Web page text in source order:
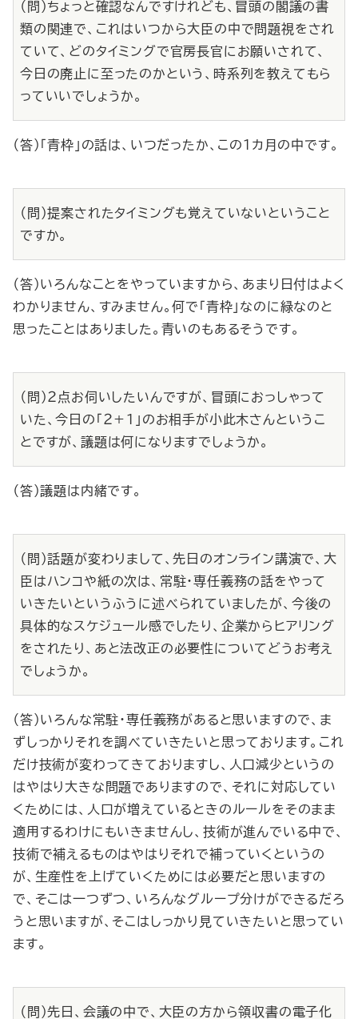
（問）ちょっと確認なんですけれども、冒頭の閣議の書
類の関連で、これはいつから大臣の中で問題視をされ
ていて、どのタイミングで官房長官にお願いされて、
今日の廃止に至ったのかという、時系列を教えてもら
っていいでしょうか。
（答）「青枠」の話は、いつだったか、この１カ月の中です。
（問）提案されたタイミングも覚えていないということ
ですか。
（答）いろんなことをやっていますから、あまり日付はよく
わかりません、すみません。何で「青枠」なのに緑なのと
思ったことはありました。青いのもあるそうです。
（問）２点お伺いしたいんですが、冒頭におっしゃって
いた、今日の「２＋１」のお相手が小此木さんというこ
とですが、議題は何になりますでしょうか。
（答）議題は内緒です。
（問）話題が変わりまして、先日のオンライン講演で、大
臣はハンコや紙の次は、常駐・専任義務の話をやって
いきたいというふうに述べられていましたが、今後の
具体的なスケジュール感でしたり、企業からヒアリング
をされたり、あと法改正の必要性についてどうお考え
でしょうか。
（答）いろんな常駐・専任義務があると思いますので、ま
ずしっかりそれを調べていきたいと思っております。これ
だけ技術が変わってきておりますし、人口減少というの
はやはり大きな問題でありますので、それに対応してい
くためには、人口が増えているときのルールをそのまま
適用するわけにもいきませんし、技術が進んでいる中で、
技術で補えるものはやはりそれで補っていくというの
が、生産性を上げていくためには必要だと思いますの
で、そこは一つずつ、いろんなグループ分けができるだろ
うと思いますが、そこはしっかり見ていきたいと思ってい
ます。
（問）先日、会議の中で、大臣の方から領収書の電子化